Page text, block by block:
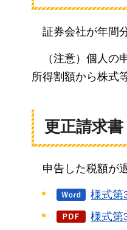
証券会社が年間
（注意）個人
所得割額から株式
更正請求書
申告した税額が
様式第
様式第